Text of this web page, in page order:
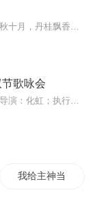
歌咏会
我给主神当策划